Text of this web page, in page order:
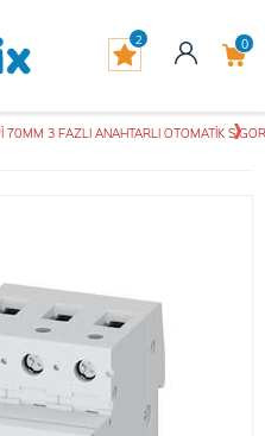
0
2
3 FAZLI ANAHTARLI OTOMATİK